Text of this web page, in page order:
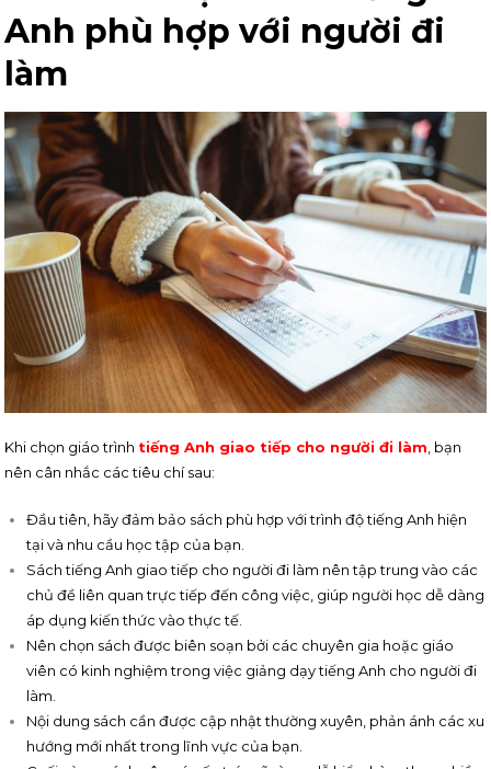
Anh phù hợp với người đi
làm
Khi chọn giáo trình tiếng Anh giao tiếp cho người đi làm , bạn
nên cân nhắc các tiêu chí sau:
Đầu tiên, hãy đảm bảo sách phù hợp với trình độ tiếng Anh hiện
tại và nhu cầu học tập của bạn.
Sách tiếng Anh giao tiếp cho người đi làm nên tập trung vào các
chủ đề liên quan trực tiếp đến công việc, giúp người học dễ dàng
áp dụng kiến thức vào thực tế.
Nên chọn sách được biên soạn bởi các chuyên gia hoặc giáo
viên có kinh nghiệm trong việc giảng dạy tiếng Anh cho người đi
làm.
Nội dung sách cần được cập nhật thường xuyên, phản ánh các xu
hướng mới nhất trong lĩnh vực của bạn.